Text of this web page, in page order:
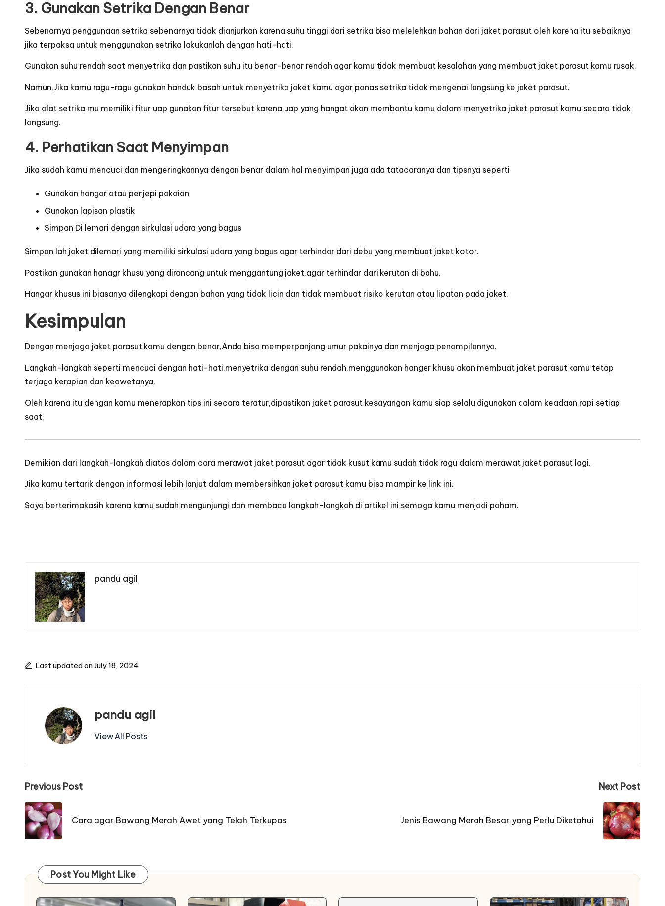
3. Gunakan Setrika Dengan Benar
Sebenarnya penggunaan setrika sebenarnya tidak dianjurkan karena suhu tinggi dari setrika bisa melelehkan bahan dari jaket parasut oleh karena itu sebaiknya
jika terpaksa untuk menggunakan setrika lakukanlah dengan hati-hati.
Gunakan suhu rendah saat menyetrika dan pastikan suhu itu benar-benar rendah agar kamu tidak membuat kesalahan yang membuat jaket parasut kamu rusak.
Namun,Jika kamu ragu-ragu gunakan handuk basah untuk menyetrika jaket kamu agar panas setrika tidak mengenai langsung ke jaket parasut.
Jika alat setrika mu memiliki fitur uap gunakan fitur tersebut karena uap yang hangat akan membantu kamu dalam menyetrika jaket parasut kamu secara tidak
langsung.
4. Perhatikan Saat Menyimpan
Jika sudah kamu mencuci dan mengeringkannya dengan benar dalam hal menyimpan juga ada tatacaranya dan tipsnya seperti
Gunakan hangar atau penjepi pakaian
Gunakan lapisan plastik
Simpan Di lemari dengan sirkulasi udara yang bagus
Simpan lah jaket dilemari yang memiliki sirkulasi udara yang bagus agar terhindar dari debu yang membuat jaket kotor.
Pastikan gunakan hanagr khusu yang dirancang untuk menggantung jaket,agar terhindar dari kerutan di bahu.
Hangar khusus ini biasanya dilengkapi dengan bahan yang tidak licin dan tidak membuat risiko kerutan atau lipatan pada jaket.
Kesimpulan
Dengan menjaga jaket parasut kamu dengan benar,Anda bisa memperpanjang umur pakainya dan menjaga penampilannya.
Langkah-langkah seperti mencuci dengan hati-hati,menyetrika dengan suhu rendah,menggunakan hanger khusu akan membuat jaket parasut kamu tetap
terjaga kerapian dan keawetanya.
Oleh karena itu dengan kamu menerapkan tips ini secara teratur,dipastikan jaket parasut kesayangan kamu siap selalu digunakan dalam keadaan rapi setiap
saat.
Demikian dari langkah-langkah diatas dalam cara merawat jaket parasut agar tidak kusut kamu sudah tidak ragu dalam merawat jaket parasut lagi.
Jika kamu tertarik dengan informasi lebih lanjut dalam membersihkan jaket parasut kamu bisa mampir ke link ini.
Saya berterimakasih karena kamu sudah mengunjungi dan membaca langkah-langkah di artikel ini semoga kamu menjadi paham.
pandu agil
Last updated on July 18, 2024
pandu agil
View All Posts
Post
navigation
Previous Post
Cara agar Bawang Merah Awet yang Telah Terkupas
Next Post
Jenis Bawang Merah Besar yang Perlu Diketahui
Post You Might Like